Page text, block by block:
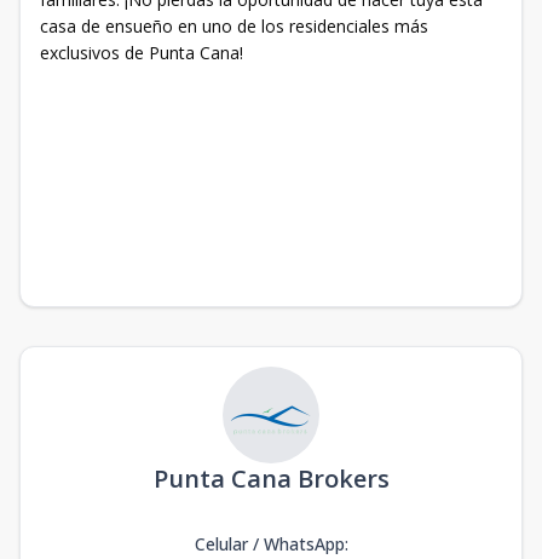
casa de ensueño en uno de los residenciales más
exclusivos de Punta Cana!
Punta Cana Brokers
Celular / WhatsApp: